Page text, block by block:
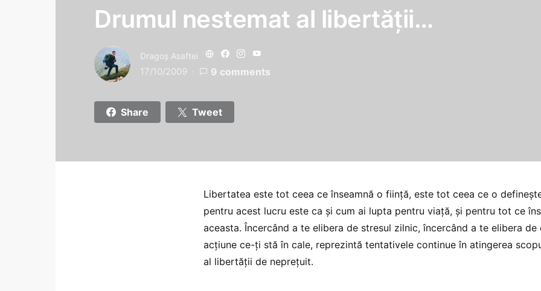
Drumul nestemat al libertăţii…
Dragoş Asaftei
17/10/2009 9 comments
Share Tweet
Libertatea este tot ceea ce înseamnă o fiinţă, este tot ceea ce o
pentru acest lucru este ca şi cum ai lupta pentru viaţă, şi pentru tot ce
aceasta. Încercând a te elibera de stresul zilnic, încercând a te elibera de
acţiune ce-ţi stă în cale, reprezintă tentativele continue în atingerea
al libertăţii de nepreţuit.